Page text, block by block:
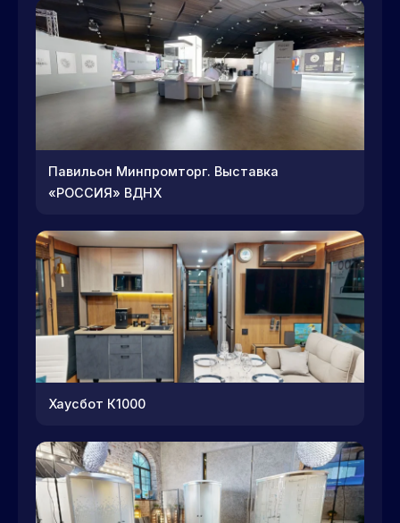
Павильон Минпромторг. Выставка
«РОССИЯ» ВДНХ
Хаусбот К1000